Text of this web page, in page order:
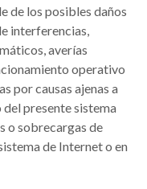
de los posibles daños
interferencias,
averías
operativo
por causas ajenas a
del presente sistema
o sobrecargas de
de Internet o en